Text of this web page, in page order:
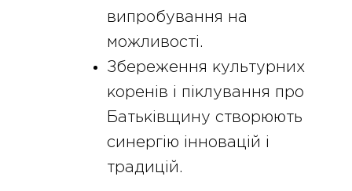
випробування на
можливості.
Збереження культурних
коренів і піклування про
Батьківщину створюють
синергію інновацій і
традицій.